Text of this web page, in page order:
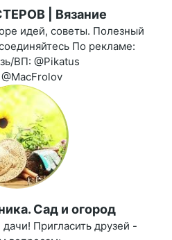
| Вязание
идей, советы. Полезный
По рекламе:
ВП: @Pikatus
Сад и огород
Пригласить друзей -